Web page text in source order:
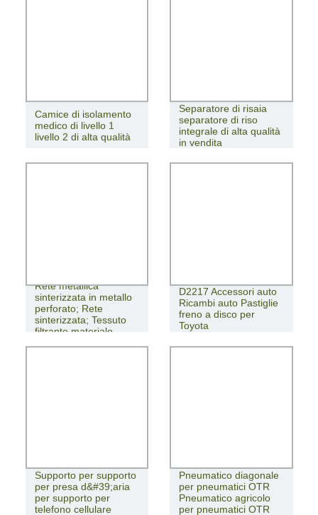
Camice di isolamento
medico di livello 1
livello 2 di alta qualità
Separatore di risaia
separatore di riso
integrale di alta qualità
in vendita
Rete metallica
sinterizzata in metallo
perforato; Rete
sinterizzata; Tessuto
filtrante materiale
D2217 Accessori auto
Ricambi auto Pastiglie
freno a disco per
Toyota
Supporto per supporto
per presa d&#39;aria
per supporto per
telefono cellulare
Pneumatico diagonale
per pneumatici OTR
Pneumatico agricolo
per pneumatici OTR